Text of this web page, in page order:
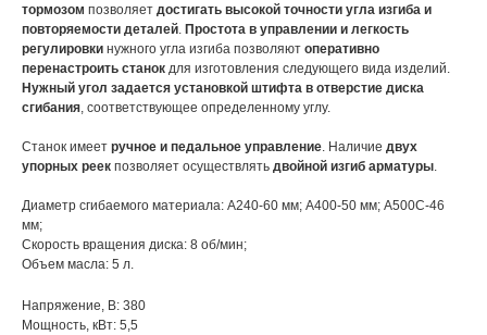
тормозом позволяет достигать высокой точности угла изгиба и
повторяемости деталей. Простота в управлении и легкость
регулировки нужного угла изгиба позволяют оперативно
перенастроить станок для изготовления следующего вида изделий.
Нужный угол задается установкой штифта в отверстие диска
сгибания, соответствующее определенному углу.
Станок имеет ручное и педальное управление. Наличие двух
упорных реек позволяет осуществлять двойной изгиб арматуры.
Диаметр сгибаемого материала: А240-60 мм; А400-50 мм; А500С-46
мм;
Скорость вращения диска: 8 об/мин;
Объем масла: 5 л.
Напряжение, В: 380
Мощность, кВт: 5,5